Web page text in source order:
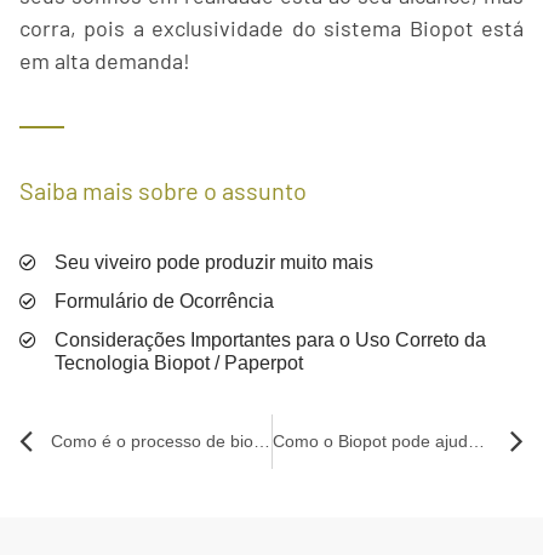
corra, pois a exclusividade do sistema Biopot está
em alta demanda!
Saiba mais sobre o assunto
Seu viveiro pode produzir muito mais
Formulário de Ocorrência
Considerações Importantes para o Uso Correto da
Tecnologia Biopot / Paperpot